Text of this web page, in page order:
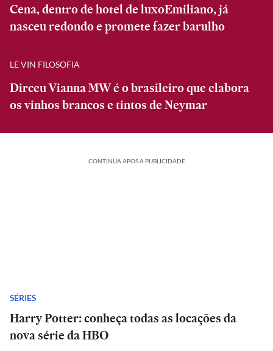
Cena, dentro de hotel de luxoEmiliano, já
nasceu redondo e promete fazer barulho
LE VIN FILOSOFIA
Dirceu Vianna MW é o brasileiro que elabora
os vinhos brancos e tintos de Neymar
CONTINUA APÓS A PUBLICIDADE
SÉRIES
Harry Potter: conheça todas as locações da
nova série da HBO